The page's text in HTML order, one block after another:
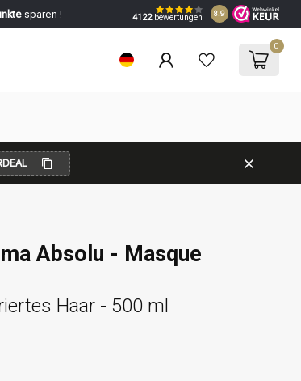
sparen ! 4122bewertungen 8.9
0
Absolu - Masque
Haar - 500 ml